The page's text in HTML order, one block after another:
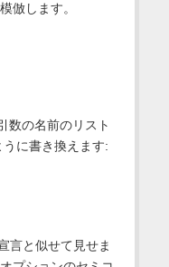
倣します。
数の名前のリスト
に書き換えます:
言と似せて見せま